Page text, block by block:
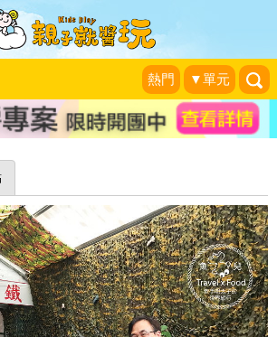
熱門 ▼單元
一板凳，開動～台南一七
事主題餐廳
視」界旅行|2018-12-13